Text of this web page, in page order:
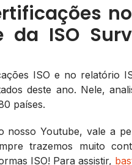
ISO
ISO e no relatório
deste ano. Nele,
países.
nosso Youtube, vale a
trazemos muito
ISO! Para assistir,